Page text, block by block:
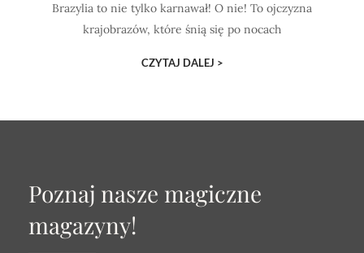
Brazylia to nie tylko karnawał! O nie! To ojczyzna
krajobrazów, które śnią się po nocach
CZYTAJ DALEJ >
Poznaj nasze magiczne
magazyny!